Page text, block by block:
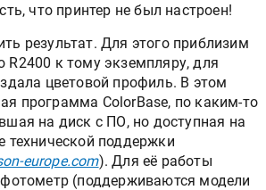
что принтер не был настроен!
результат. Для этого приблизим
R2400 к тому экземпляру, для
цветовой профиль. В этом
программа ColorBase, по каким-то
на диск с ПО, но доступная на
технической поддержки
europe.com). Для её работы
(поддерживаются модели